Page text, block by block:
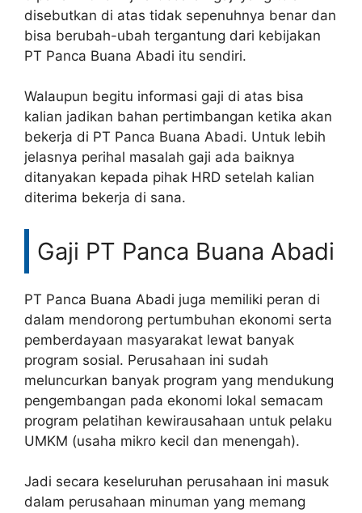
disebutkan di atas tidak sepenuhnya benar dan
bisa berubah-ubah tergantung dari kebijakan
PT Panca Buana Abadi itu sendiri.
Walaupun begitu informasi gaji di atas bisa
kalian jadikan bahan pertimbangan ketika akan
bekerja di PT Panca Buana Abadi. Untuk lebih
jelasnya perihal masalah gaji ada baiknya
ditanyakan kepada pihak HRD setelah kalian
diterima bekerja di sana.
Gaji PT Panca Buana Abadi
PT Panca Buana Abadi juga memiliki peran di
dalam mendorong pertumbuhan ekonomi serta
pemberdayaan masyarakat lewat banyak
program sosial. Perusahaan ini sudah
meluncurkan banyak program yang mendukung
pengembangan pada ekonomi lokal semacam
program pelatihan kewirausahaan untuk pelaku
UMKM (usaha mikro kecil dan menengah).
Jadi secara keseluruhan perusahaan ini masuk
dalam perusahaan minuman yang memang